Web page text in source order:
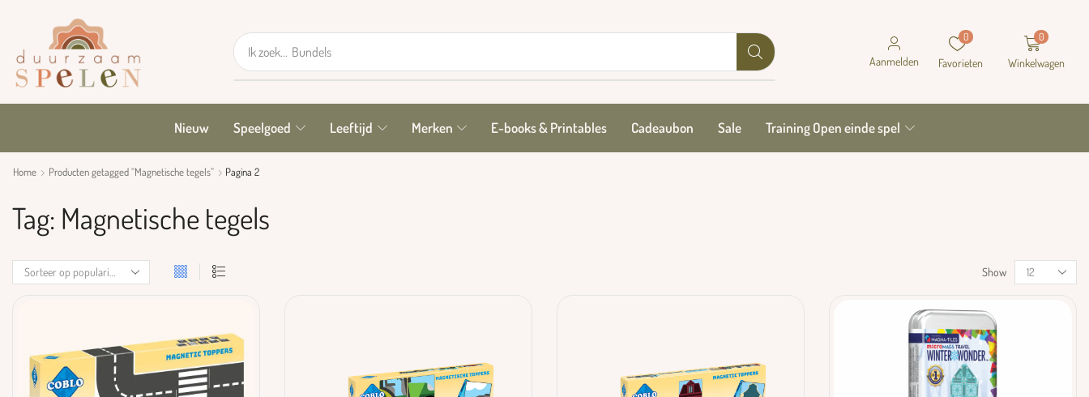
Ik zoek... GRIMM's Aanmelden
0
Favorieten
0
Winkelwagen
Nieuw Speelgoed Leeftijd Merken E-books & Printables Cadeaubon Sale Training Open einde spel
Home Producten getagged “Magnetische tegels” Pagina 2
Tag: Magnetische tegels
Show